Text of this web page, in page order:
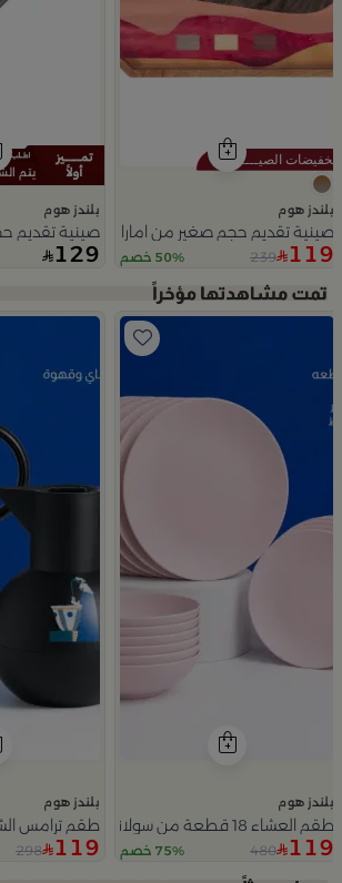
بلندز هوم
صينية تقديم حجم صغير من امارا
119
239 50% خصم
يتم الشحن
بلندز هوم
صينية تقديم
129
Slide 1 of 4
بلندز هوم
طقم العشاء 18 قطعة من سولانا
119
480 75% خصم
بلندز هوم
طقم ترامس
119
298
Slide 1 of 5